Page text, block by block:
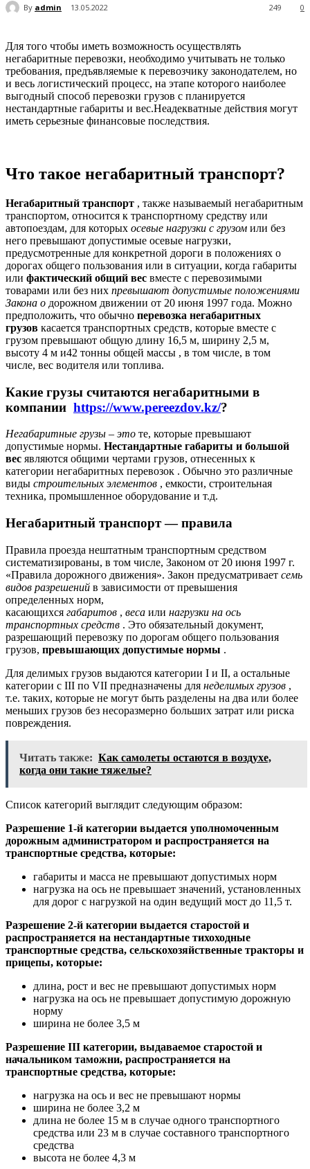
By admin 13.05.2022 0
249
Для того чтобы иметь возможность осуществлять
негабаритные перевозки, необходимо учитывать не только
требования, предъявляемые к перевозчику законодателем, но
и весь логистический процесс, на этапе которого наиболее
выгодный способ перевозки грузов с планируется
нестандартные габариты и вес.Неадекватные действия могут
иметь серьезные финансовые последствия.
Что такое негабаритный транспорт?
Негабаритный транспорт , также называемый негабаритным
транспортом, относится к транспортному средству или
автопоездам, для которых осевые нагрузки с грузом или без
него превышают допустимые осевые нагрузки,
предусмотренные для конкретной дороги в положениях о
дорогах общего пользования или в ситуации, когда габариты
или фактический общий вес вместе с перевозимыми
товарами или без них превышают допустимые положениями
Закона о дорожном движении от 20 июня 1997 года. Можно
предположить, что обычно перевозка негабаритных
грузов касается транспортных средств, которые вместе с
грузом превышают общую длину 16,5 м, ширину 2,5 м,
высоту 4 м и42 тонны общей массы , в том числе, в том
числе, вес водителя или топлива.
Какие грузы считаются негабаритными в
компании https://www.pereezdov.kz/?
Негабаритные грузы – это те, которые превышают
допустимые нормы. Нестандартные габариты и большой
вес являются общими чертами грузов, отнесенных к
категории негабаритных перевозок . Обычно это различные
виды строительных элементов , емкости, строительная
техника, промышленное оборудование и т.д.
Негабаритный транспорт — правила
Правила проезда нештатным транспортным средством
систематизированы, в том числе, Законом от 20 июня 1997 г.
«Правила дорожного движения». Закон предусматривает семь
видов разрешений в зависимости от превышения
определенных норм,
касающихся габаритов , веса или нагрузки на ось
транспортных средств . Это обязательный документ,
разрешающий перевозку по дорогам общего пользования
грузов, превышающих допустимые нормы .
Для делимых грузов выдаются категории I и II, а остальные
категории с III по VII предназначены для неделимых грузов ,
т.е. таких, которые не могут быть разделены на два или более
меньших грузов без несоразмерно больших затрат или риска
повреждения.
Читать также: Как самолеты остаются в воздухе,
когда они такие тяжелые?
Список категорий выглядит следующим образом:
Разрешение 1-й категории выдается уполномоченным
дорожным администратором и распространяется на
транспортные средства, которые:
габариты и масса не превышают допустимых норм
нагрузка на ось не превышает значений, установленных
для дорог с нагрузкой на один ведущий мост до 11,5 т.
Разрешение 2-й категории выдается старостой и
распространяется на нестандартные тихоходные
транспортные средства, сельскохозяйственные тракторы и
прицепы, которые:
длина, рост и вес не превышают допустимых норм
нагрузка на ось не превышает допустимую дорожную
норму
ширина не более 3,5 м
Разрешение III категории, выдаваемое старостой и
начальником таможни, распространяется на
транспортные средства, которые:
нагрузка на ось и вес не превышают нормы
ширина не более 3,2 м
длина не более 15 м в случае одного транспортного
средства или 23 м в случае составного транспортного
средства
высота не более 4,3 м